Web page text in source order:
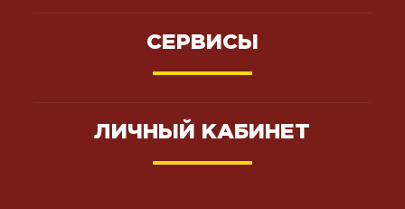
СЕРВИСЫ
ЛИЧНЫЙ КАБИНЕТ